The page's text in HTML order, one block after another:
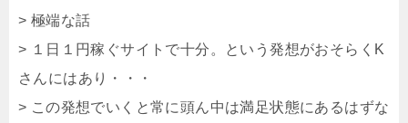
> 極端な話
> １日１円稼ぐサイトで十分。という発想がおそらくK
さんにはあり・・・
> この発想でいくと常に頭ん中は満足状態にあるはずな